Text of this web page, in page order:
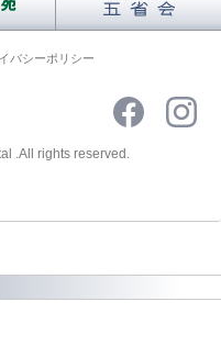
バシーポリシー
.All rights reserved.